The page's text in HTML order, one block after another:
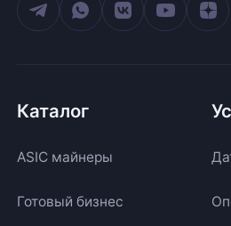
Каталог
ASIC майнеры
Готовый бизнес